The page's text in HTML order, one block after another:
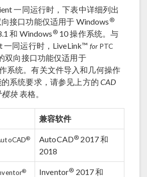
一同运行时，下表中详细列出
接口功能仅适用于 Windows ®
和 Windows ®10 操作系统。与
一同运行时，LiveLink™ forPTC
双向接口功能仅适用于
系统。有关文件导入和几何操作
系统要求，请参见上方的 CAD
块表格。
兼容软件
® AutoCAD® 2017 和
2018
® Inventor® 2017 和